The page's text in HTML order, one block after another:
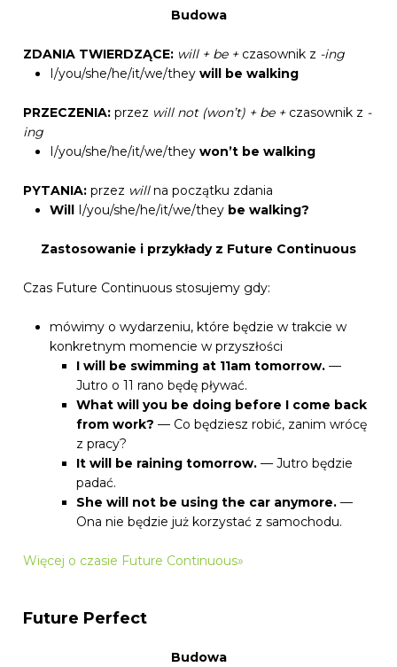
Budowa
ZDANIA TWIERDZĄCE: will + be + czasownik z -ing
I/you/she/he/it/we/they will be walking
PRZECZENIA: przez will not (won’t) + be + czasownik z -
ing
I/you/she/he/it/we/they won’t be walking
PYTANIA: przez willna początku zdania
Will I/you/she/he/it/we/they be walking?
Zastosowanie i przykłady z Future Continuous
Czas Future Continuous stosujemy gdy:
mówimy o wydarzeniu, które będzie w trakcie w
konkretnym momencie w przyszłości
I will be swimming at 11am tomorrow. —
Jutro o 11 rano będę pływać.
What will you be doing before I come back
from work? — Co będziesz robić, zanim wrócę
z pracy?
It will be raining tomorrow. — Jutro będzie
padać.
She will not be using the car anymore. —
Ona nie będzie już korzystać z samochodu.
Więcej o czasie Future Continuous»
Future Perfect
Budowa